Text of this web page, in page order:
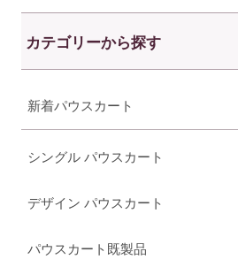
カテゴリーから探す
新着パウスカート
シングル パウスカート
デザイン パウスカート
パウスカート既製品